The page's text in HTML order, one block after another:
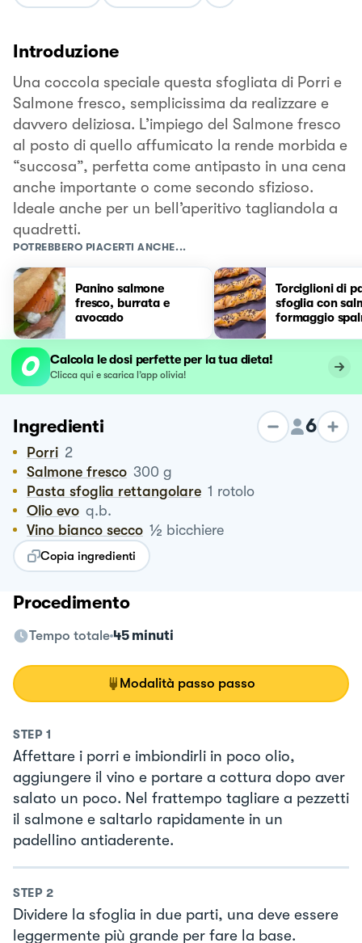
Introduzione
Una coccola speciale questa sfogliata di Porri e
Salmone fresco, semplicissima da realizzare e
davvero deliziosa. L’impiego del Salmone fresco
al posto di quello affumicato la rende morbida e
“succosa”, perfetta come antipasto in una cena
anche importante o come secondo sfizioso.
Ideale anche per un bell’aperitivo tagliandola a
quadretti.
POTREBBERO PIACERTI ANCHE...
Panino salmone
fresco, burrata e
avocado
Torciglioni di
sfoglia con
formaggio
Calcola le dosi perfette per la tua dieta!
Clicca qui e scarica l’app olivia!
Ingredienti 6
Porri 2
Salmone fresco 300 g
Pasta sfoglia rettangolare 1 rotolo
Olio evo q.b.
Vino bianco secco ½ bicchiere
Copia ingredienti
Procedimento
Tempo totale 45 minuti
Modalità passo passo
STEP 1
Affettare i porri e imbiondirli in poco olio,
aggiungere il vino e portare a cottura dopo aver
salato un poco. Nel frattempo tagliare a pezzetti
il salmone e saltarlo rapidamente in un
padellino antiaderente.
STEP 2
Dividere la sfoglia in due parti, una deve essere
leggermente più grande per fare la base.